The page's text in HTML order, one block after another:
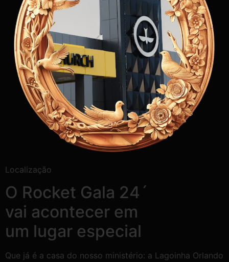
Localização
O Rocket Gala 24´
vai acontecer em
um lugar especial
Que já é a casa do nosso ministério: a Lagoinha Orlando